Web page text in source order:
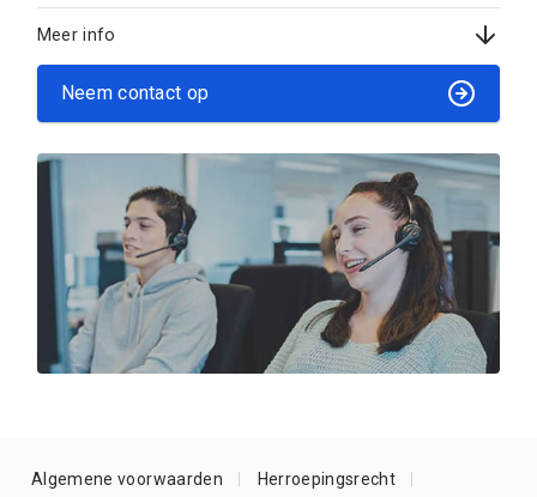
Meer info
Neem contact op
Algemene voorwaarden Herroepingsrecht